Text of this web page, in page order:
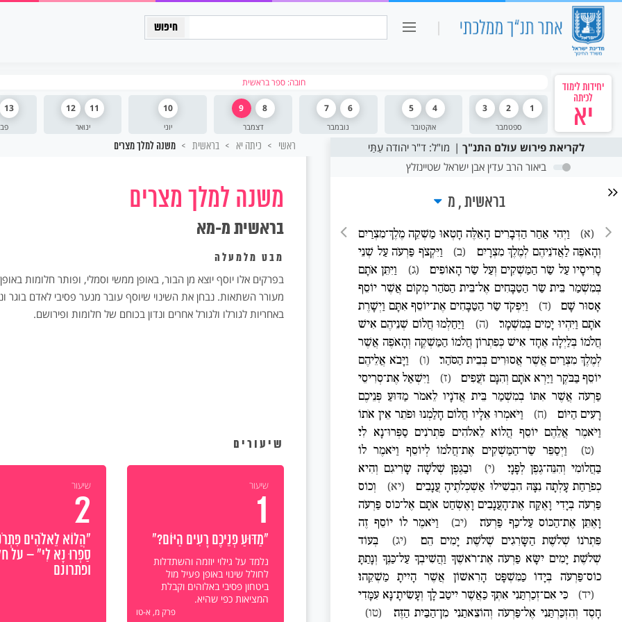
חיפוש:
כיתה ו כיתה יב
יחידות לימוד
לכיתה
יא
חובה: ספר בראשית
ספטמבר
1
2
3
אוקטובר
4
5
נובמבר
6
7
דצמבר
8
9
יוני
10
ינואר
11
12
13
לקריאת פירוש עולם התנ"ך
מו"ל: ד"ר יהודה עַתַּי
ביאור הרב עדין אבן ישראל שטיינזלץ
בראשית מ
(א)
וַיְהִי אַחַר הַדְּבָרִים הָאֵלֶּה חָטְאוּ מַשְׁקֵה מֶלֶךְ־מִצְרַיִם
וְהָאֹפֶה לַאֲדֹנֵיהֶם לְמֶלֶךְ מִצְרָיִם׃
(ב)
וַיִּקְצֹף פַּרְעֹה עַל שְׁנֵי
סָרִיסָיו עַל שַׂר הַמַּשְׁקִים וְעַל שַׂר הָאוֹפִים׃
(ג)
וַיִּתֵּן אֹתָם
בְּמִשְׁמַר בֵּית שַׂר הַטַבָּחִים אֶל־בֵּית הַסֹּהַר מְקוֹם אֲשֶׁר יוֹסֵף
אָסוּר שָׁם׃
(ד)
וַיִּפְקֹד שַׂר הַטַּבָּחִים אֶת־יוֹסֵף אִתָּם וַיְשָׁרֶת
אֹתָם וַיִּהְיוּ יָמִים בְּמִשְׁמָר׃
(ה)
וַיַּחַלְמוּ חֲלוֹם שְׁנֵיהֶם אִישׁ
חֲלֹמוֹ בְּלַיְלָה אֶחָד אִישׁ כְּפִתְרוֹן חֲלֹמוֹ הַמַּשְׁקֶה וְהָאֹפֶה אֲשֶׁר
לְמֶלֶךְ מִצְרַיִם אֲשֶׁר אֲסוּרִים בְּבֵית הַסֹּהַר׃
(ו)
וַיָּבֹא אֲלֵיהֶם
יוֹסֵף בַּבֹּקֶר וַיַּרְא אֹתָם וְהִנָּם זֹעֲפִים׃
(ז)
וַיִּשְׁאַל אֶת־סְרִיסֵי
פַרְעֹה אֲשֶׁר אִתּוֹ בְמִשְׁמַר בֵּית אֲדֹנָיו לֵאמֹר מַדּוּעַ פְּנֵיכֶם
רָעִים הַיּוֹם׃
(ח)
וַיֹּאמְרוּ אֵלָיו חֲלוֹם חָלַמְנוּ וּפֹתֵר אֵין אֹתוֹ
וַיֹּאמֶר אֲלֵהֶם יוֹסֵף הֲלוֹא לֵאלֹהִים פִּתְרֹנִים סַפְּרוּ־נָא לִי׃
(ט)
וַיְסַפֵּר שַׂר־הַמַּשְׁקִים אֶת־חֲלֹמוֹ לְיוֹסֵף וַיֹּאמֶר לוֹ
בַּחֲלוֹמִי וְהִנֵּה־גֶפֶן לְפָנָי׃
(י)
וּבַגֶּפֶן שְׁלֹשָׁה שָׂרִיגִם וְהִיא
כְפֹרַחַת עָלְתָה נִצָּהּ הִבְשִׁילוּ אַשְׁכְּלֹתֶיהָ עֲנָבִים׃
(יא)
וְכוֹס
פַּרְעֹה בְּיָדִי וָאֶקַּח אֶת־הָעֲנָבִים וָאֶשְׂחַט אֹתָם אֶל־כּוֹס פַּרְעֹה
וָאֶתֵּן אֶת־הַכּוֹס עַל־כַּף פַּרְעֹה׃
(יב)
וַיֹּאמֶר לוֹ יוֹסֵף זֶה
פִּתְרֹנוֹ שְׁלֹשֶׁת הַשָּׂרִגִים שְׁלֹשֶׁת יָמִים הֵם׃
(יג)
בְּעוֹד
שְׁלֹשֶׁת יָמִים יִשָּׂא פַרְעֹה אֶת־רֹאשֶׁךָ וַהֲשִׁיבְךָ עַל־כַּנֶּךָ וְנָתַתָּ
כוֹס־פַּרְעֹה בְּיָדוֹ כַּמִּשְׁפָּט הָרִאשׁוֹן אֲשֶׁר הָיִיתָ מַשְׁקֵהוּ׃
(יד)
כִּי אִם־זְכַרְתַּנִי אִתְּךָ כַּאֲשֶׁר יִיטַב לָךְ וְעָשִׂיתָ־נָּא עִמָּדִי
חָסֶד וְהִזְכַּרְתַּנִי אֶל־פַּרְעֹה וְהוֹצֵאתַנִי מִן־הַבַּיִת הַזֶּה׃
(טו)
ראשי כיתה יא בראשית משנה למלך מצרים
משנה למלך מצרים
בראשית מ-מא
מבט מלמעלה
בפרקים אלו יוסף יוצא מן הבור, באופן ממשי וסמלי, ופותר חלומות באופן
מעורר השתאות. נבחן את השינוי שיוסף עובר מנער פסיבי לאדם בוגר
באחריות לגורלו ולגורל אחרים ונדון בכוחם של חלומות ופירושם.
שיעורים
שיעור
1
"מַדּוּעַ פְּנֵיכֶם רָעִים הַיּוֹם?"
נלמד על גילוי יוזמה והשתדלות
לחולל שינוי באופן פעיל מול
ביטחון פסיבי באלוהים וקבלת
המציאות כפי שהיא.
פרק מ, א-טו
שיעור
2
"הֲלוֹא לֵאלֹהִים
סַפְּרוּ נָא לִי" – על
ופתרונם